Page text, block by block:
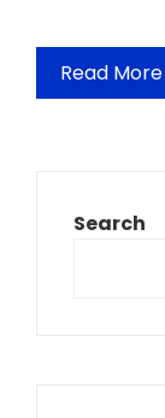
Read More
Search